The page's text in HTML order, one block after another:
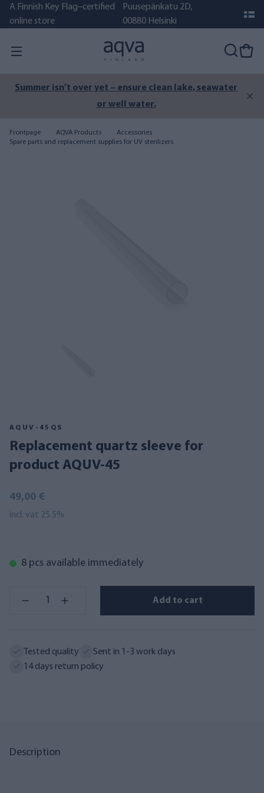
A Finnish Key Flag–certified
online store
Puusepänkatu 2D,
00880 Helsinki
Summer isn’t over yet – ensure clean lake, seawater
or well water.
Frontpage AQVA Products
Accessories
Spare parts and replacement supplies for UV sterilizers
AQUV-45QS
Replacement quartz sleeve for
product AQUV-45
49,00 €
incl. vat 25.5%
8 pcs available immediately
Add to cart
Tested quality
Sent in 1-3 work days
14 days return policy
Description